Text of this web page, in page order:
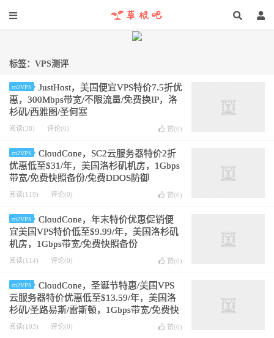
标签：VPS测评
cn2VPS
JustHost，美国便宜VPS特价7.5折优
惠，300Mbps带宽/不限流量/免费换IP，洛
杉矶/西雅图/圣何塞
阅读(38) 评论(0) 赞(0)
cn2VPS
CloudCone，SC2云服务器特价2折
优惠低至$31/年，美国洛杉矶机房，1Gbps
带宽/免费快照备份/免费DDOS防御
阅读(119) 评论(0) 赞(0)
cn2VPS
CloudCone，年末特价优惠促销便
宜美国VPS特价低至$9.99/年，美国洛杉矶
机房，1Gbps带宽/免费快照备份
阅读(114) 评论(0) 赞(0)
cn2VPS
CloudCone，圣诞节特惠/美国VPS
云服务器特价优惠低至$13.59/年，美国洛
杉矶/圣路易斯/雷斯顿，1Gbps带宽/免费快
照备份
阅读(103) 评论(0) 赞(0)